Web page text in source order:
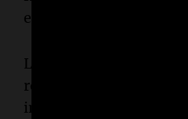
entre los viajeros.
La pasajera francesa
reportó que su estado
investigaciones